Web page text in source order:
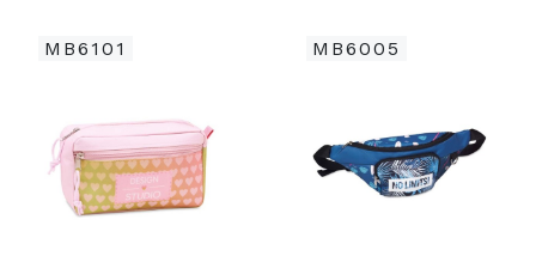
AL.
MB6101 MB6005